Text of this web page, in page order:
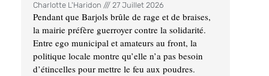
Charlotte L'Haridon 27 Juillet 2026
Pendant que Barjols brûle de rage et de braises,
la mairie préfère guerroyer contre la solidarité.
Entre ego municipal et amateurs au front, la
politique locale montre qu’elle n’a pas besoin
d’étincelles pour mettre le feu aux poudres.